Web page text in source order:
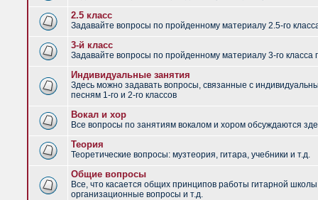
2.5 класс
Задавайте вопросы по пройденному материалу 2.5-го
3-й класс
Задавайте вопросы по пройденному материалу 3-го класса
Индивидуальные занятия
Здесь можно задавать вопросы, связанные с
песням 1-го и 2-го классов
Вокал и хор
Все вопросы по занятиям вокалом и хором обсуждаются
Теория
Теоретические вопросы: музтеория, гитара, учебники и т.д.
Общие вопросы
Все, что касается общих принципов работы гитарной
организационные вопросы и т.д.